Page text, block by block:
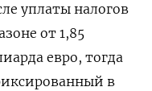
уплаты налогов
от 1,85
евро, тогда
в